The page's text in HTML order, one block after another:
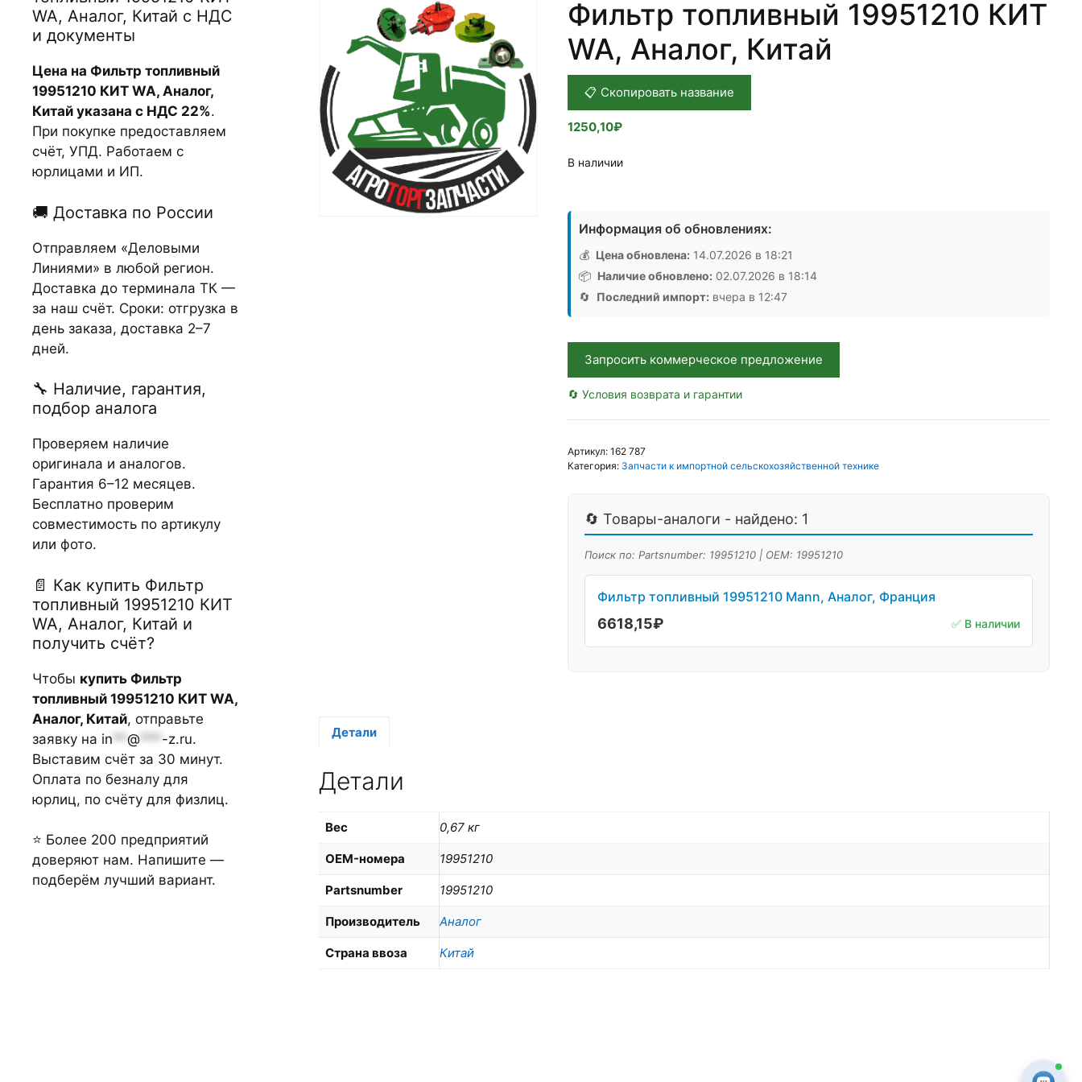
Фильтр топливный 19951210 КИТ
WA, Аналог, Китай
📋 Скопировать название
1250,10₽
В наличии
товара
Фильтр
топливный
19951210
КИТ
WA,
Аналог,
Информация об обновлениях:
💰 Цена обновлена: 14.07.2026 в 18:21
📦 Наличие обновлено: 02.07.2026 в 18:14
🔄 Последний импорт: вчера в 12:47
Запросить коммерческое предложение
🔄 Условия возврата и гарантии
Артикул: 162 787
Категория: Запчасти к импортной сельскохозяйственной технике
🔄 Товары-аналоги - найдено: 1
Поиск по: Partsnumber: 19951210 | OEM: 19951210
Фильтр топливный 19951210 Mann, Аналог, Франция
6618,15₽ ✅ В наличии
Детали
Детали
Вес 0,67 кг
OEM-номера 19951210
Partsnumber 19951210
Производитель Аналог
Страна ввоза Китай
WA, Аналог, Китай с НДС
и документы
Цена на Фильтр топливный
19951210 КИТ WA, Аналог,
Китай указана с НДС 22%.
При покупке предоставляем
счёт, УПД. Работаем с
юрлицами и ИП.
🚚 Доставка по России
Отправляем «Деловыми
Линиями» в любой регион.
Доставка до терминала ТК —
за наш счёт. Сроки: отгрузка в
день заказа, доставка 2–7
дней.
🔧 Наличие, гарантия,
подбор аналога
Проверяем наличие
оригинала и аналогов.
Гарантия 6–12 месяцев.
Бесплатно проверим
совместимость по артикулу
или фото.
📄 Как купить Фильтр
топливный 19951210 КИТ
WA, Аналог, Китай и
получить счёт?
Чтобы купить Фильтр
топливный 19951210 КИТ WA,
Аналог, Китай, отправьте
заявку на in ** @ *** -z.ru.
Выставим счёт за 30 минут.
Оплата по безналу для
юрлиц, по счёту для физлиц.
⭐ Более 200 предприятий
доверяют нам. Напишите —
подберём лучший вариант.